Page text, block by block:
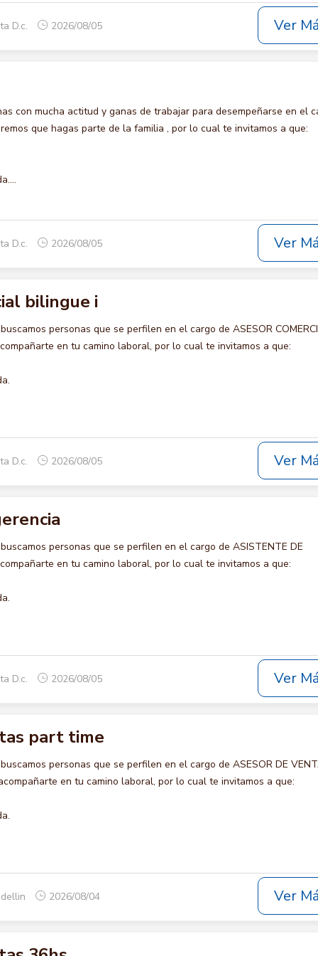
D.c. 2026/08/05 Ver
con mucha actitud y ganas de trabajar para desempeñarse en el
que hagas parte de la familia , por lo cual te invitamos a que:
D.c. 2026/08/05 Ver
bilingue i
personas que se perfilen en el cargo de ASESOR
en tu camino laboral, por lo cual te invitamos a que:
D.c. 2026/08/05 Ver
personas que se perfilen en el cargo de ASISTENTE DE
en tu camino laboral, por lo cual te invitamos a que:
D.c. 2026/08/05 Ver
part time
personas que se perfilen en el cargo de ASESOR DE
en tu camino laboral, por lo cual te invitamos a que:
2026/08/04 Ver